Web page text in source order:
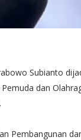
Subianto
dan
Pembangunan